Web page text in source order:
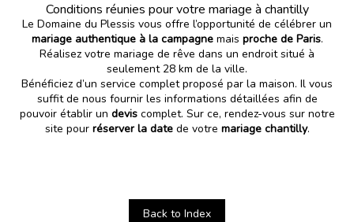
Conditions réunies pour votre mariage à chantilly
Le Domaine du Plessis vous offre l’opportunité de célébrer un
mariage authentique à la campagnemais proche de Paris.
Réalisez votre mariage de rêve dans un endroit situé à
seulement 28 km de la ville.
Bénéficiez d’un service complet proposé par la maison. Il vous
suffit de nous fournir les informations détaillées afin de
pouvoir établir un deviscomplet. Sur ce, rendez-vous sur notre
site pour réserver la datede votre mariage chantilly.
Back to Index